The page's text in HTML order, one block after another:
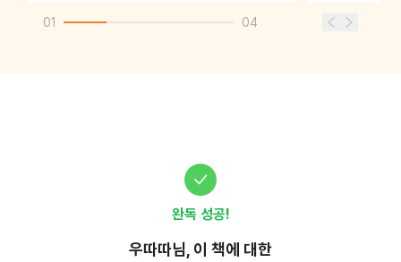
01 04
완독 성공!
우따따님, 이 책에 대한